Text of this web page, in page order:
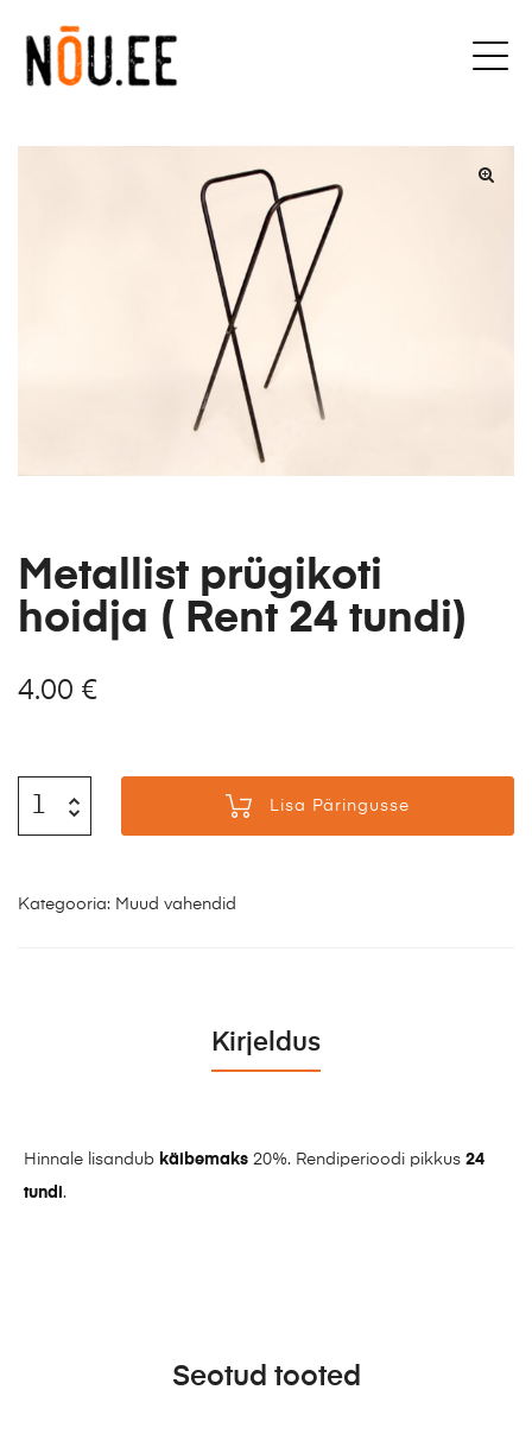
Metallist prügikoti
hoidja ( Rent 24 tundi)
4.00 €
Lisa Päringusse
Kategooria: Muud vahendid
Kirjeldus
Hinnale lisandub käibemaks 20%. Rendiperioodi pikkus 24
tundi .
Seotud tooted